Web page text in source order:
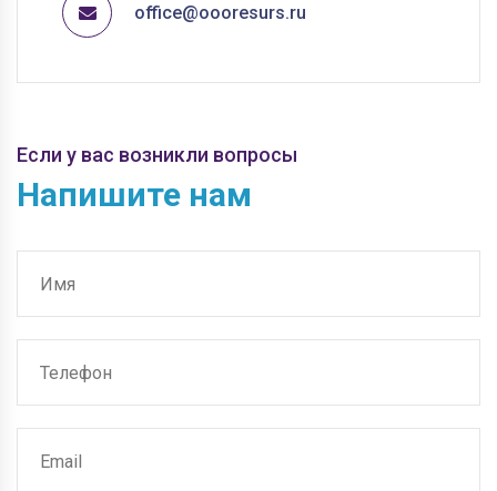
office@oooresurs.ru
Если у вас возникли вопросы
Напишите нам